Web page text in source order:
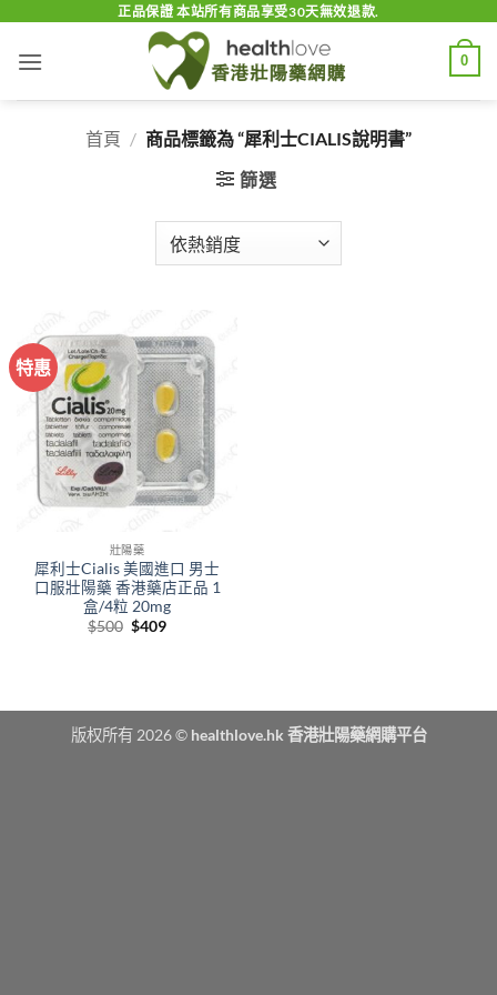
content
正品保證 本站所有商品享受30天無效退款.
0
首頁 / 商品標籤為 “犀利士CIALIS說明書”
篩選
特惠
壯陽藥
犀利士Cialis 美國進口 男士
口服壯陽藥 香港藥店正品 1
盒/4粒 20mg
$500 Original
$409Current
版权所有 2026 © healthlove.hk 香港壯陽藥網購平台